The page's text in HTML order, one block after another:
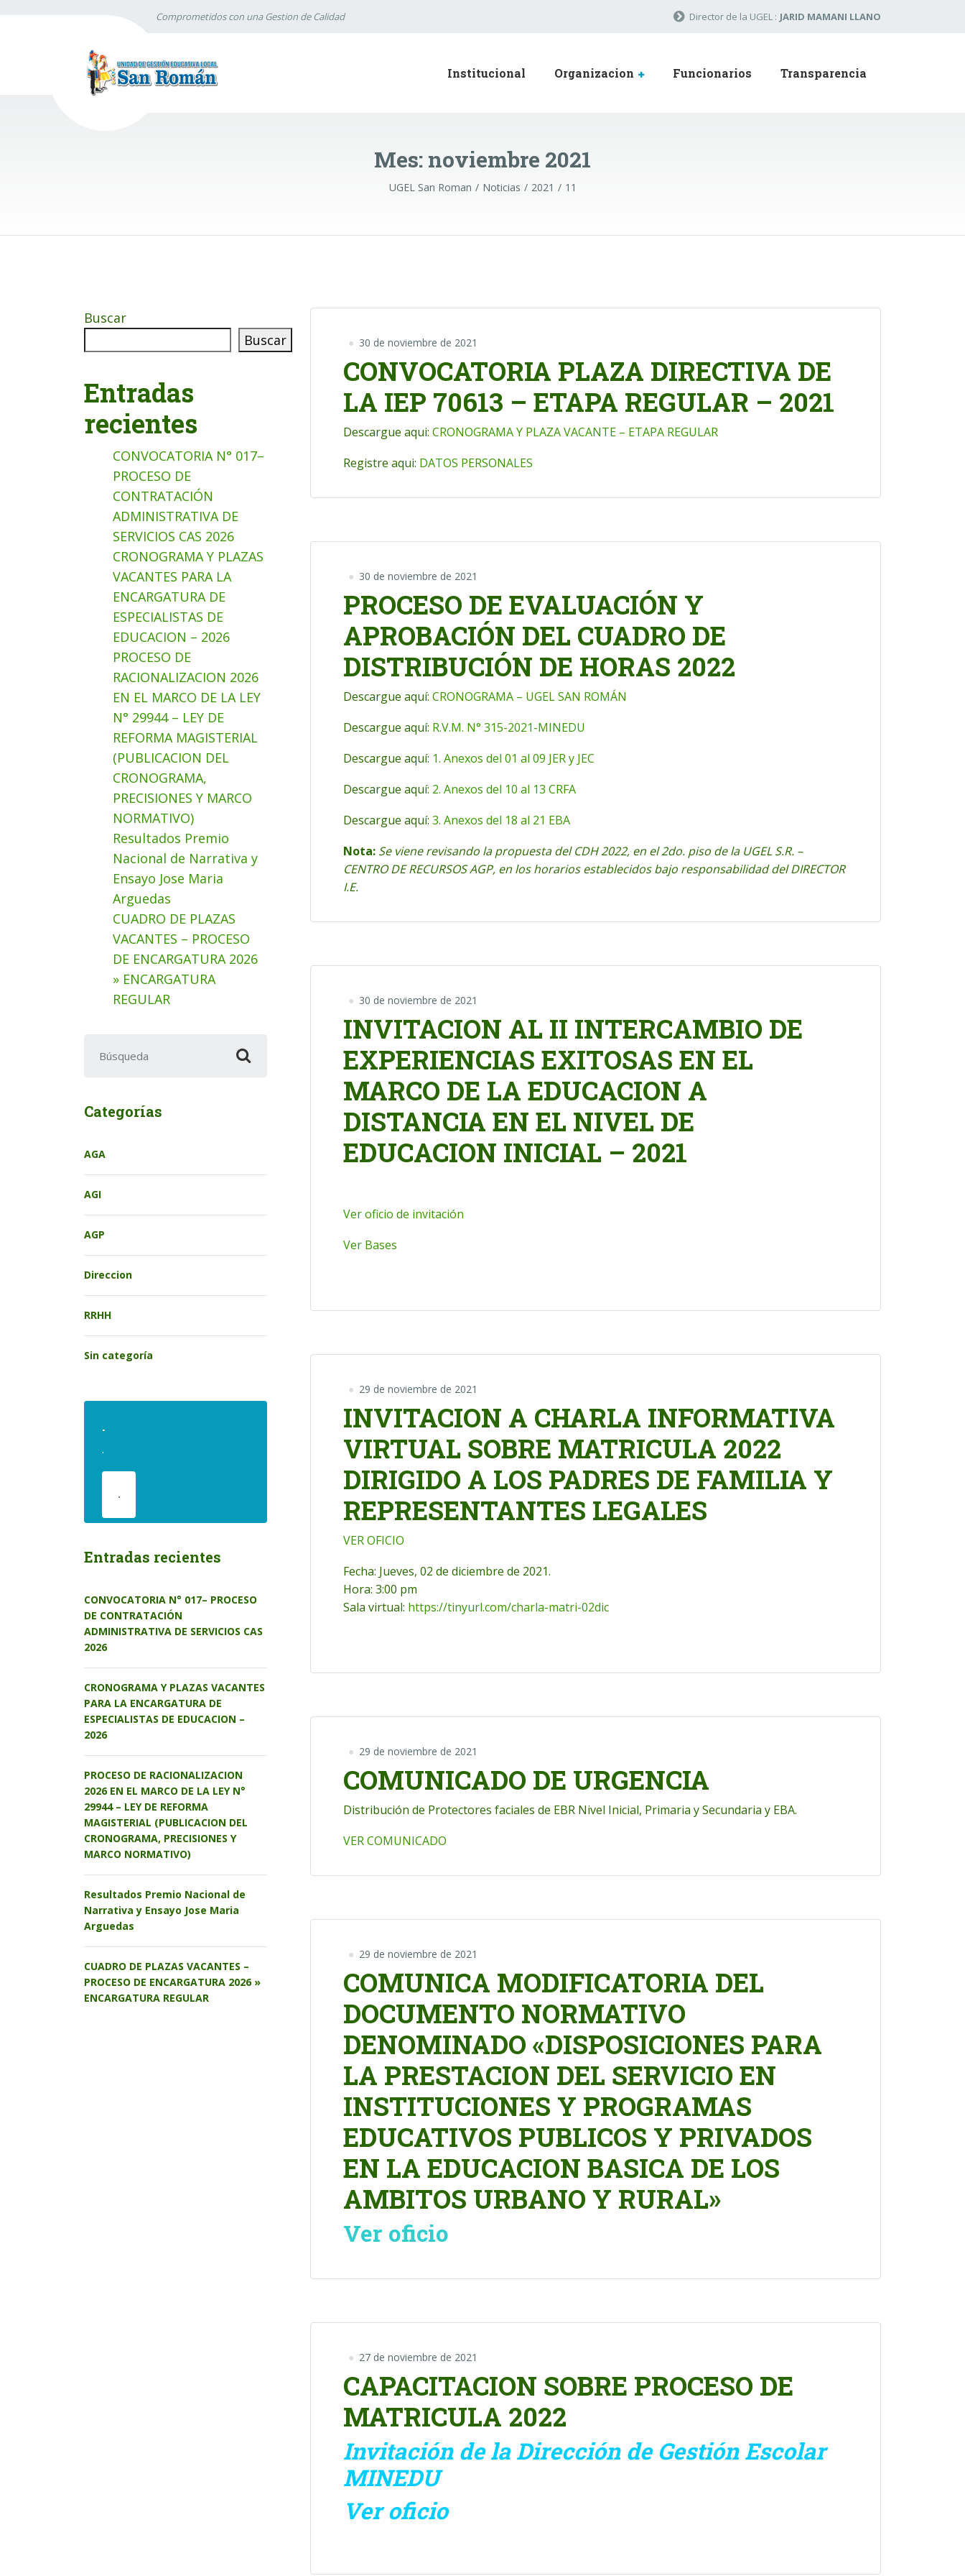
Comprometidos con una Gestion de Calidad Director de la UGEL : JARID MAMANI LLANO
Institucional Organizacion Funcionarios Transparencia
Mes: noviembre 2021
UGEL San Roman Noticias 2021 11
30 de noviembre de 2021
CONVOCATORIA PLAZA DIRECTIVA DE
LA IEP 70613 – ETAPA REGULAR – 2021
Descargue aqui: CRONOGRAMA Y PLAZA VACANTE – ETAPA REGULAR
Registre aqui: DATOS PERSONALES
30 de noviembre de 2021
PROCESO DE EVALUACIÓN Y
APROBACIÓN DEL CUADRO DE
DISTRIBUCIÓN DE HORAS 2022
Descargue aquí: CRONOGRAMA – UGEL SAN ROMÁN
Descargue aquí: R.V.M. N° 315-2021-MINEDU
Descargue aquí: 1. Anexos del 01 al 09 JER y JEC
Descargue aquí: 2. Anexos del 10 al 13 CRFA
Descargue aquí: 3. Anexos del 18 al 21 EBA
Nota: Se viene revisando la propuesta del CDH 2022, en el 2do. piso de la UGEL S.R. –
CENTRO DE RECURSOS AGP, en los horarios establecidos bajo responsabilidad del DIRECTOR
I.E.
30 de noviembre de 2021
INVITACION AL II INTERCAMBIO DE
EXPERIENCIAS EXITOSAS EN EL
MARCO DE LA EDUCACION A
DISTANCIA EN EL NIVEL DE
EDUCACION INICIAL – 2021
Ver oficio de invitación
Ver Bases
29 de noviembre de 2021
INVITACION A CHARLA INFORMATIVA
VIRTUAL SOBRE MATRICULA 2022
DIRIGIDO A LOS PADRES DE FAMILIA Y
REPRESENTANTES LEGALES
VER OFICIO
Fecha: Jueves, 02 de diciembre de 2021.
Hora: 3:00 pm
Sala virtual: https://tinyurl.com/charla-matri-02dic
29 de noviembre de 2021
COMUNICADO DE URGENCIA
Distribución de Protectores faciales de EBR Nivel Inicial, Primaria y Secundaria y EBA.
VER COMUNICADO
29 de noviembre de 2021
COMUNICA MODIFICATORIA DEL
DOCUMENTO NORMATIVO
DENOMINADO «DISPOSICIONES PARA
LA PRESTACION DEL SERVICIO EN
INSTITUCIONES Y PROGRAMAS
EDUCATIVOS PUBLICOS Y PRIVADOS
EN LA EDUCACION BASICA DE LOS
AMBITOS URBANO Y RURAL»
Ver oficio
27 de noviembre de 2021
CAPACITACION SOBRE PROCESO DE
MATRICULA 2022
Invitación de la Dirección de Gestión Escolar
MINEDU
Ver oficio
Buscar
Buscar
Entradas
recientes
CONVOCATORIA N° 017–
PROCESO DE
CONTRATACIÓN
ADMINISTRATIVA DE
SERVICIOS CAS 2026
CRONOGRAMA Y PLAZAS
VACANTES PARA LA
ENCARGATURA DE
ESPECIALISTAS DE
EDUCACION – 2026
PROCESO DE
RACIONALIZACION 2026
EN EL MARCO DE LA LEY
N° 29944 – LEY DE
REFORMA MAGISTERIAL
(PUBLICACION DEL
CRONOGRAMA,
PRECISIONES Y MARCO
NORMATIVO)
Resultados Premio
Nacional de Narrativa y
Ensayo Jose Maria
Arguedas
CUADRO DE PLAZAS
VACANTES – PROCESO
DE ENCARGATURA 2026
» ENCARGATURA
REGULAR
Categorías
AGA
AGI
AGP
Direccion
RRHH
Sin categoría
.
.
.
Entradas recientes
CONVOCATORIA N° 017– PROCESO
DE CONTRATACIÓN
ADMINISTRATIVA DE SERVICIOS CAS
2026
CRONOGRAMA Y PLAZAS VACANTES
PARA LA ENCARGATURA DE
ESPECIALISTAS DE EDUCACION –
2026
PROCESO DE RACIONALIZACION
2026 EN EL MARCO DE LA LEY N°
29944 – LEY DE REFORMA
MAGISTERIAL (PUBLICACION DEL
CRONOGRAMA, PRECISIONES Y
MARCO NORMATIVO)
Resultados Premio Nacional de
Narrativa y Ensayo Jose Maria
Arguedas
CUADRO DE PLAZAS VACANTES –
PROCESO DE ENCARGATURA 2026 »
ENCARGATURA REGULAR